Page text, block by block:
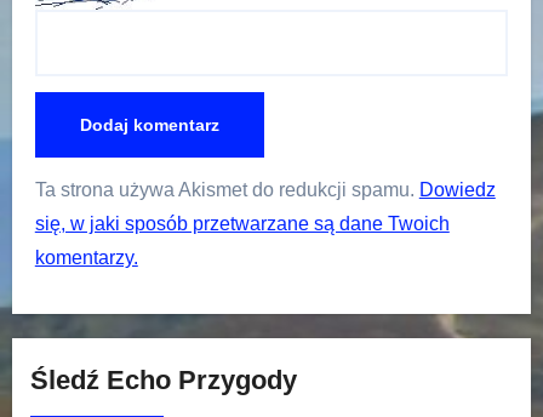
Ta strona używa Akismet do redukcji spamu. Dowiedz
się, w jaki sposób przetwarzane są dane Twoich
komentarzy.
Śledź Echo Przygody